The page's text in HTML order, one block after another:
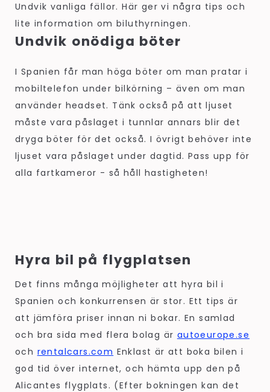
Undvik vanliga fällor. Här ger vi några tips och
lite information om biluthyrningen.
Undvik onödiga böter
I Spanien får man höga böter om man pratar i
mobiltelefon under bilkörning – även om man
använder headset. Tänk också på att ljuset
måste vara påslaget i tunnlar annars blir det
dryga böter för det också. I övrigt behöver inte
ljuset vara påslaget under dagtid. Pass upp för
alla fartkameror - så håll hastigheten!
Hyra bil på flygplatsen
Det finns många möjligheter att hyra bil i
Spanien och konkurrensen är stor. Ett tips är
att jämföra priser innan ni bokar. En samlad
och bra sida med flera bolag är autoeurope.se
och rentalcars.com Enklast är att boka bilen i
god tid över internet, och hämta upp den på
Alicantes flygplats. (Efter bokningen kan det